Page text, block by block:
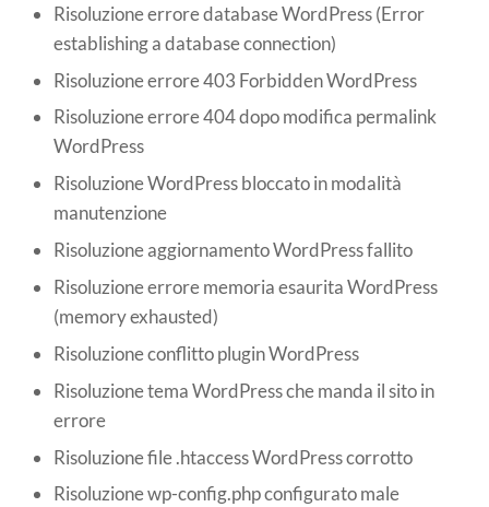
Risoluzione errore database WordPress (Error
establishing a database connection)
Risoluzione errore 403 Forbidden WordPress
Risoluzione errore 404 dopo modifica permalink
WordPress
Risoluzione WordPress bloccato in modalità
manutenzione
Risoluzione aggiornamento WordPress fallito
Risoluzione errore memoria esaurita WordPress
(memory exhausted)
Risoluzione conflitto plugin WordPress
Risoluzione tema WordPress che manda il sito in
errore
Risoluzione file .htaccess WordPress corrotto
Risoluzione wp-config.php configurato male